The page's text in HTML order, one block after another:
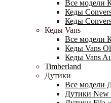
Все модели
Кеды
Кеды
Кеды Vans
Все модели
Кеды Vans
Кеды Vans
Timberland
Дутики
Все модели
Дутики New